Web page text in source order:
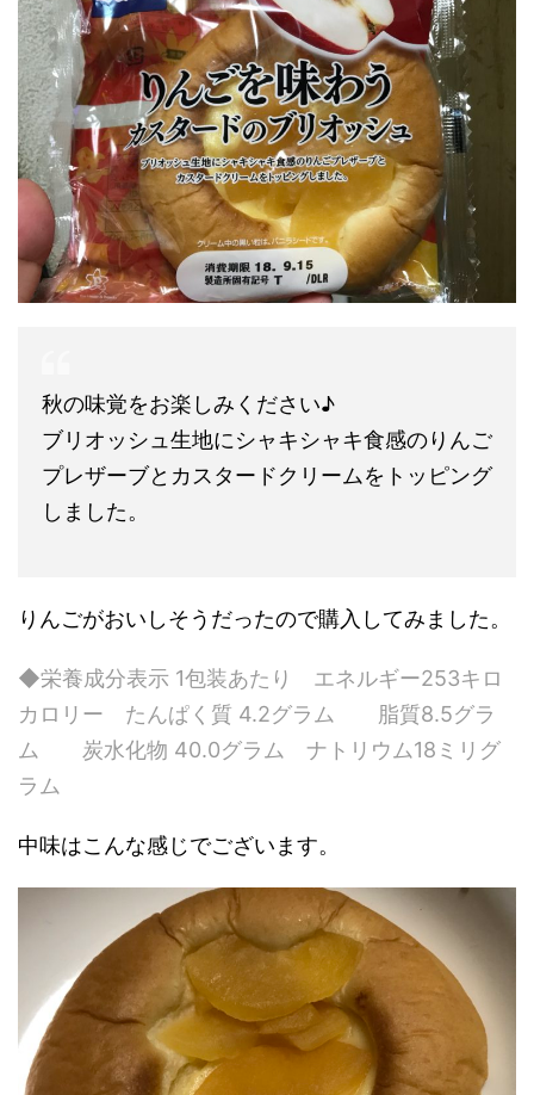
秋の味覚をお楽しみください♪
ブリオッシュ生地にシャキシャキ食感のりんご
プレザーブとカスタードクリームをトッピング
しました。
りんごがおいしそうだったので購入してみました。
◆栄養成分表示 1包装あたり エネルギー253キロ
カロリー たんぱく質 4.2グラム 脂質8.5グラ
ム 炭水化物 40.0グラム ナトリウム18ミリグ
ラム
中味はこんな感じでございます。